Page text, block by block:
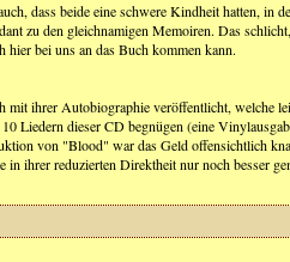
dass beide eine schwere Kindheit hatten, in
zu den gleichnamigen Memoiren. Das
bei uns an das Buch kommen kann.
ihrer Autobiographie veröffentlicht, welche
Liedern dieser CD begnügen (eine
von "Blood" war das Geld offensichtlich
ihrer reduzierten Direktheit nur noch besser